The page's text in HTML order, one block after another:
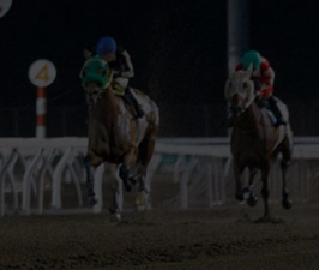
無料送迎バスでのご来場
公共の交通機関でのご来場